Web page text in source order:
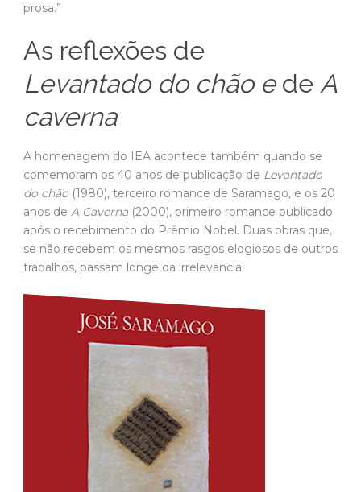
prosa.”
As reflexões de
Levantado do chão ede A
caverna
A homenagem do IEA acontece também quando se
comemoram os 40 anos de publicação de Levantado
do chão (1980), terceiro romance de Saramago, e os 20
anos de A Caverna (2000), primeiro romance publicado
após o recebimento do Prêmio Nobel. Duas obras que,
se não recebem os mesmos rasgos elogiosos de outros
trabalhos, passam longe da irrelevância.